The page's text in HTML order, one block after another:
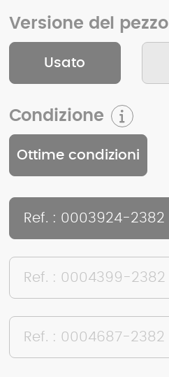
Versione del pezzo
Usato
Condizione
Ottime condizioni
Ref. : 0003924-2382
Ref. : 0004399-2382
Ref. : 0004687-2382